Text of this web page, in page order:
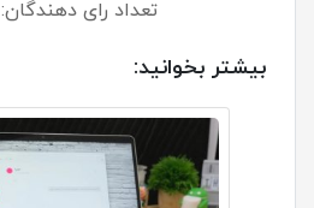
/ 5. تعداد رای دهندگان:
بیشتر بخوانید: